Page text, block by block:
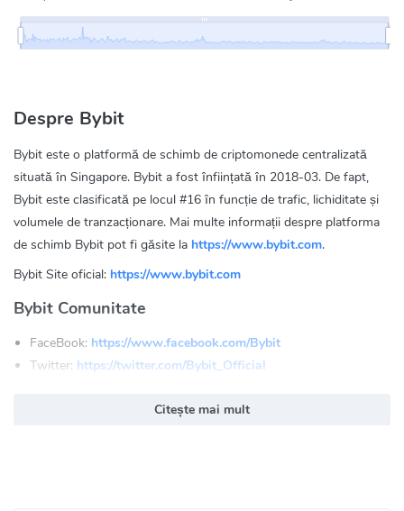
Despre Bybit
Bybit este o platformă de schimb de criptomonede centralizată
situată în Singapore. Bybit a fost înființată în 2018-03. De fapt,
Bybit este clasificată pe locul #16 în funcție de trafic, lichiditate și
volumele de tranzacționare. Mai multe informații despre platforma
de schimb Bybit pot fi găsite la https://www.bybit.com.
Bybit Site oficial: https://www.bybit.com
Bybit Comunitate
FaceBook: https://www.facebook.com/Bybit
Twitter: https://twitter.com/Bybit_Official
https://www.youtube.com/c/Bybit
Citește mai mult